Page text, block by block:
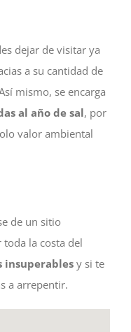
dejar de visitar ya
a su cantidad de
mismo, se encarga
al año de sal, por
valor ambiental
de un sitio
la costa del
insuperables y si te
a arrepentir.